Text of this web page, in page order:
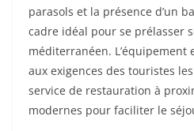
parasols et la présence d’un
cadre idéal pour se prélasser
méditerranéen.
aux exigences des touristes
service de restauration à
modernes pour faciliter le